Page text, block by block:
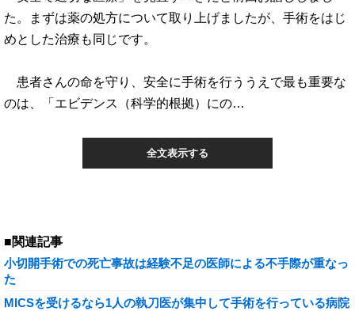
た。まずは薬の処方について取り上げましたが、手術をはじ
めとした治療も同じです。
患者さんの命を守り、安全に手術を行ううえで最も重要な
のは、「エビデンス（科学的根拠）にの…
全文表示する
■関連記事
小切開手術での死亡事故は経験不足の医師による不手際が重なっ
た
MICSを受けるなら1人の執刀医が集中して手術を行っている病院